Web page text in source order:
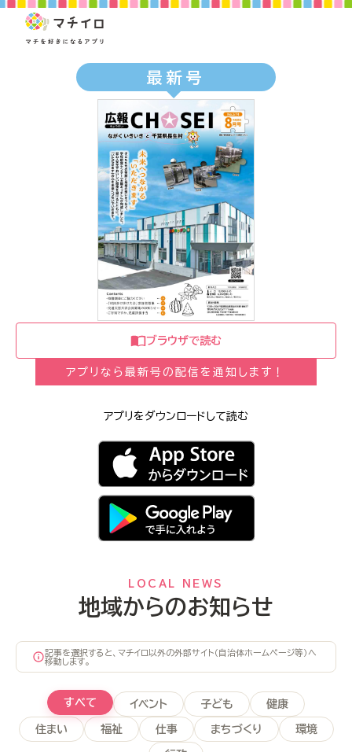
最新号
ブラウザで読む
アプリなら最新号の配信を通知します！
アプリをダウンロードして読む
LOCAL NEWS
地域からのお知らせ
記事を選択すると、マチイロ以外の外部サイト（自治体ホームページ等）へ
移動します。
すべて イベント 子ども 健康
住まい 福祉 仕事 まちづくり 環境